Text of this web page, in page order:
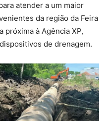
atender a um maior
da região da Feira
próxima à Agência XP,
de drenagem.